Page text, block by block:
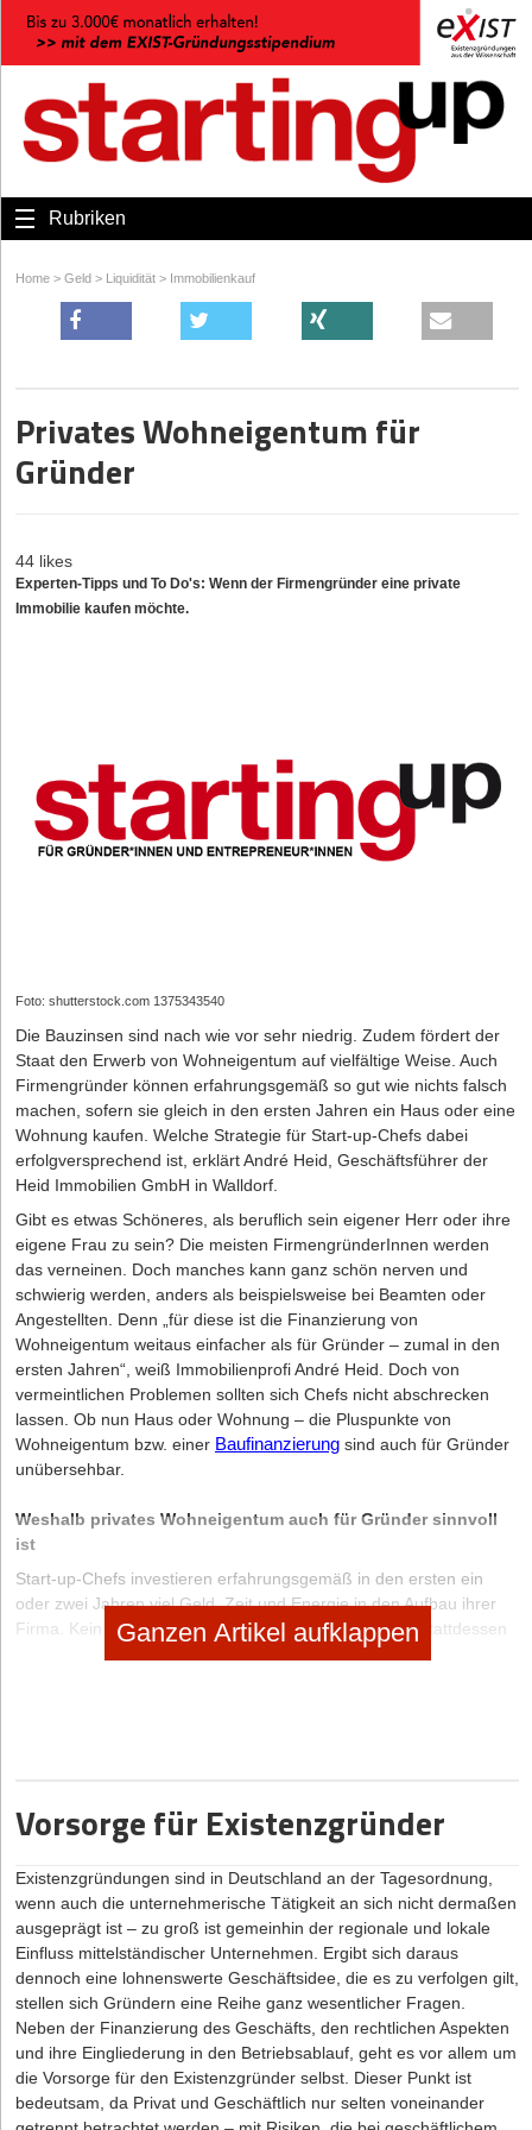
Rubriken
Home > Geld > Liquidität > Immobilienkauf
Privates Wohneigentum für
Gründer
44 likes
Experten-Tipps und To Do's: Wenn der Firmengründer eine private
Immobilie kaufen möchte.
Foto: shutterstock.com 1375343540
Die Bauzinsen sind nach wie vor sehr niedrig. Zudem fördert der
Staat den Erwerb von Wohneigentum auf vielfältige Weise. Auch
Firmengründer können erfahrungsgemäß so gut wie nichts falsch
machen, sofern sie gleich in den ersten Jahren ein Haus oder eine
Wohnung kaufen. Welche Strategie für Start-up-Chefs dabei
erfolgversprechend ist, erklärt André Heid, Geschäftsführer der
Heid Immobilien GmbH in Walldorf.
Gibt es etwas Schöneres, als beruflich sein eigener Herr oder ihre
eigene Frau zu sein? Die meisten FirmengründerInnen werden
das verneinen. Doch manches kann ganz schön nerven und
schwierig werden, anders als beispielsweise bei Beamten oder
Angestellten. Denn „für diese ist die Finanzierung von
Wohneigentum weitaus einfacher als für Gründer – zumal in den
ersten Jahren“, weiß Immobilienprofi André Heid. Doch von
vermeintlichen Problemen sollten sich Chefs nicht abschrecken
lassen. Ob nun Haus oder Wohnung – die Pluspunkte von
Wohneigentum bzw. einer Baufinanzierung sind auch für Gründer
unübersehbar.
Weshalb privates Wohneigentum auch für Gründer sinnvoll
ist
Start-up-Chefs investieren erfahrungsgemäß in den ersten ein
oder zwei Jahren viel Geld, Zeit und Energie in den Aufbau ihrer
Firma. Kein Leben im Luxus oder in Saus und Braus. Stattdessen
verwendet der Gründer jeden Euro Einnahme, um die Kosten zu
Sinnvoll wäre es aber auch, zumindest einen Teil der Gewinne
verwenden. „Insbesondere für Gründer eine sinnvolle Strategie“,
weiß André Heid. Neben den üblichen, jeden Käufer oder Bauherrn
betreffenden Vorteilen hat Wohneigentum für Start-up-Gründer
weitere Vorteile:
Möglichkeit der Altersversorgung, weil Selbstständige nur selten
Zugang zur gesetzlichen Rentenversicherung haben.
Mit zunehmender Zeit ist die Immobilie ein beleihigungsfähiger
Vermögenswert, falls Investitionen in die Firma nötig werden.
Zeitliche und räumliche Flexibilität, sofern Arbeiten und Wohnen
Ganzen Artikel aufklappen
Vorsorge für Existenzgründer
Existenzgründungen sind in Deutschland an der Tagesordnung,
wenn auch die unternehmerische Tätigkeit an sich nicht dermaßen
ausgeprägt ist – zu groß ist gemeinhin der regionale und lokale
Einfluss mittelständischer Unternehmen. Ergibt sich daraus
dennoch eine lohnenswerte Geschäftsidee, die es zu verfolgen gilt,
stellen sich Gründern eine Reihe ganz wesentlicher Fragen.
Neben der Finanzierung des Geschäfts, den rechtlichen Aspekten
und ihre Eingliederung in den Betriebsablauf, geht es vor allem um
die Vorsorge für den Existenzgründer selbst. Dieser Punkt ist
bedeutsam, da Privat und Geschäftlich nur selten voneinander